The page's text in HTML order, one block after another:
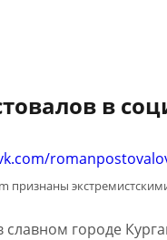
в
признаны
славном городе